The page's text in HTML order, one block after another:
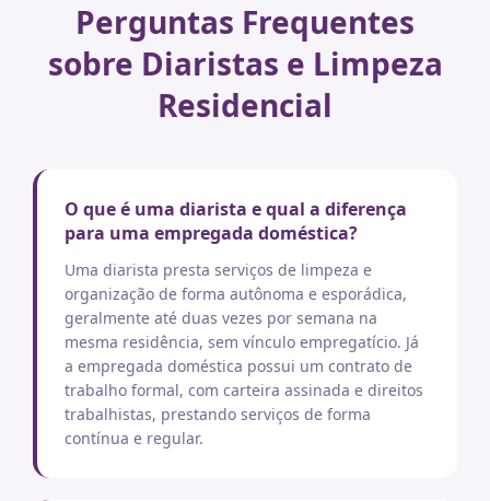
Perguntas Frequentes
sobre Diaristas e Limpeza
Residencial
O que é uma diarista e qual a diferença
para uma empregada doméstica?
Uma diarista presta serviços de limpeza e
organização de forma autônoma e esporádica,
geralmente até duas vezes por semana na
mesma residência, sem vínculo empregatício. Já
a empregada doméstica possui um contrato de
trabalho formal, com carteira assinada e direitos
trabalhistas, prestando serviços de forma
contínua e regular.